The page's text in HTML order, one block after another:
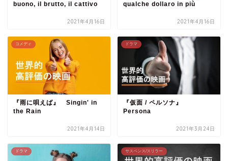
buono, il brutto, il cattivo
2021年4月16日
qualche dollaro in più
2021年4月16日
コメディ
『雨に唄えば』 Singin' in
the Rain
2021年4月14日
ドラマ
『仮面 / ペルソナ』
Persona
2021年3月24日
ドラマ サスペンス/スリラー